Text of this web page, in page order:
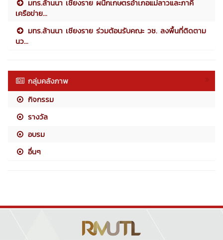
มทร.ล้านนา เชียงราย ผนึกเกษตรอำเภอแม่ลาวและภาคี
เครือข่าย...
มทร.ล้านนา เชียงราย ร่วมต้อนรับคณะ วช. ลงพื้นที่ติดตาม
นว...
กลุ่มคลังภาพ
กิจกรรม
รางวัล
อบรม
อื่นๆ